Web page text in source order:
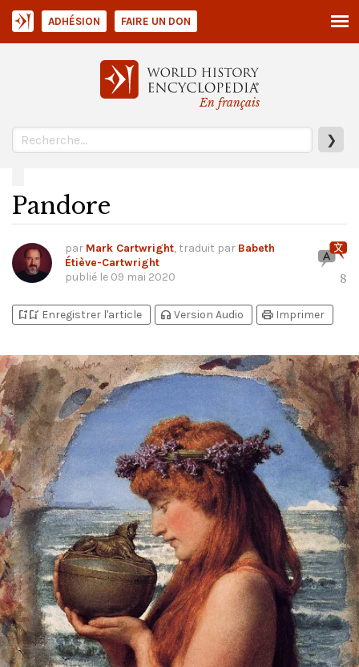
En français
❯
ADHÉSION FAIRE UN DON
Pandore
par Mark Cartwright, traduit par Babeth
Étiève-Cartwright
publié le 09 mai 2020 8
bookmark_addbookmark_added Enregistrer l'article headphones Version Audio print Imprimer